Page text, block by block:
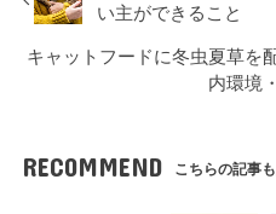
い主ができること
キャットフードに冬虫夏草を
内環境
RECOMMEND こちらの記事も